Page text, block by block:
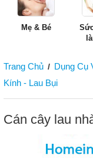
Mẹ & Bé
Trang Chủ / Dụng Cụ
Kính - Lau Bụi
Cán cây lau